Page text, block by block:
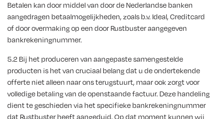
Betalen kan door middel van door de Nederlandse banken
aangedragen betaalmogelijkheden, zoals b.v. Ideal, Creditcard
of door overmaking op een door Rustbuster aangegeven
bankrekeningnummer.
5.2 Bij het produceren van aangepaste samengestelde
producten is het van cruciaal belang dat u de ondertekende
offerte niet alleen naar ons terugstuurt, maar ook zorgt voor
volledige betaling van de openstaande factuur. Deze handeling
dient te geschieden via het specifieke bankrekeningnummer
dat Rustbuster heeft aangeduid. Op dat moment kunnen wij